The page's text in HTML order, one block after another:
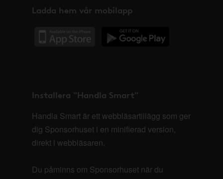
Ladda hem vår mobilapp
Installera "Handla Smart"
Handla Smart är ett webbläsartillägg som ger
dig Sponsorhuset i en minifierad version,
direkt i webbläsaren.
Du påminns om Sponsorhuset när du